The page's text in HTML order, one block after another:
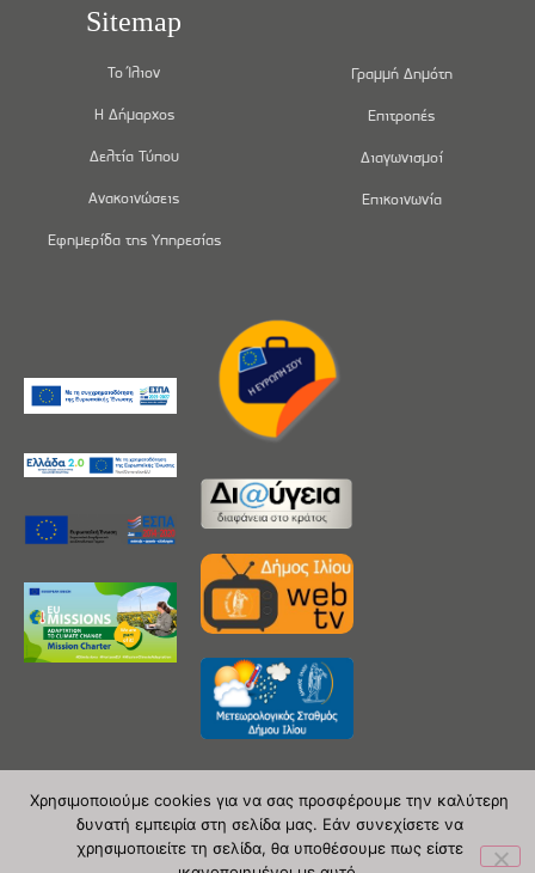
Sitemap
Το Ίλιον
Η Δήμαρχος
Δελτία Τύπου
Ανακοινώσεις
Εφημερίδα της Υπηρεσίας
Γραμμή Δημότη
Επιτροπές
Διαγωνισμοί
Επικοινωνία
Copyright 2020 © Δήμος Ιλίου
Χρησιμοποιούμε cookies για να σας προσφέρουμε την καλύτερη
δυνατή εμπειρία στη σελίδα μας. Εάν συνεχίσετε να
χρησιμοποιείτε τη σελίδα, θα υποθέσουμε πως είστε